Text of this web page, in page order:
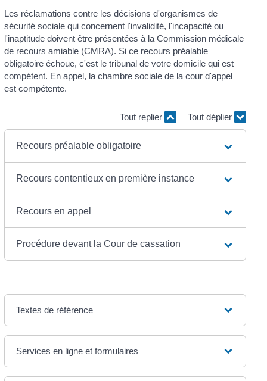
Les réclamations contre les décisions d'organismes de
sécurité sociale qui concernent l'invalidité, l'incapacité ou
l'inaptitude doivent être présentées à la Commission médicale
de recours amiable (CMRA). Si ce recours préalable
obligatoire échoue, c'est le tribunal de votre domicile qui est
compétent. En appel, la chambre sociale de la cour d'appel
est compétente.
Tout replier Tout déplier
Recours préalable obligatoire
Recours contentieux en première instance
Recours en appel
Procédure devant la Cour de cassation
Textes de référence
Services en ligne et formulaires